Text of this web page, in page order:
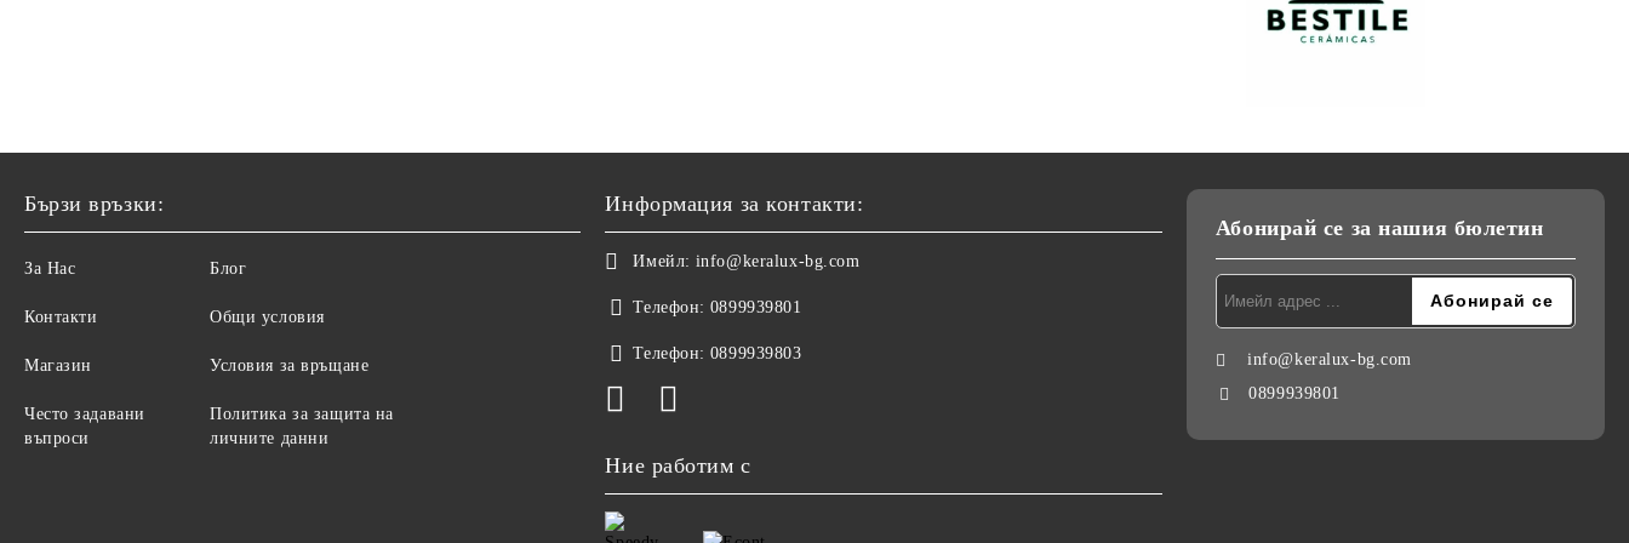
Бързи връзки:
За Нас
Контакти
Магазин
Често задавани
въпроси
Блог
Общи условия
Условия за връщане
Политика за защита на
личните данни
Информация за контакти:
Имейл: info@keralux-bg.com
Телефон: 0899939801
Телефон: 0899939803
Ние работим с
Абонирай се за нашия бюлетин
info@keralux-bg.com
0899939801